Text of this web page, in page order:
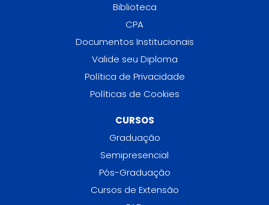
Biblioteca
CPA
Documentos Institucionais
Valide seu Diploma
Política de Privacidade
Políticas de Cookies
CURSOS
Graduação
Semipresencial
Pós-Graduação
Cursos de Extensão